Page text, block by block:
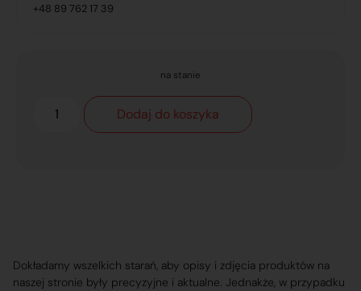
+48 89 762 17 39
na stanie
Dodaj do koszyka
Dokładamy wszelkich starań, aby opisy i zdjęcia produktów na
naszej stronie były precyzyjne i aktualne. Jednakże, w przypadku